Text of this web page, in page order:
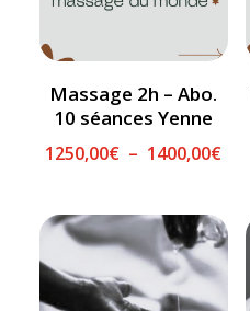
Massage 2h – Abo.
10 séances Yenne
1250,00€ – 1400,00€
à